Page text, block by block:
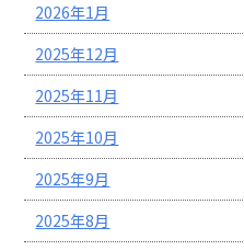
2026年1月
2025年12月
2025年11月
2025年10月
2025年9月
2025年8月